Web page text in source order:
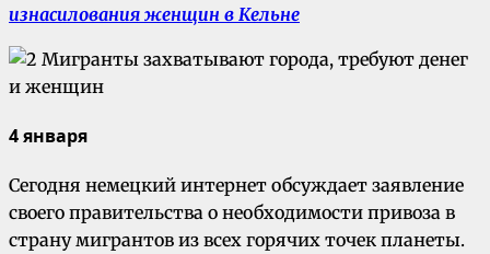
изнасилования женщин в Кельне
4 января
Сегодня немецкий интернет обсуждает заявление
своего правительства о необходимости привоза в
страну мигрантов из всех горячих точек планеты.